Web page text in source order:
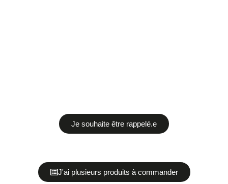
Je souhaite être rappelé.e
J'ai plusieurs produits à commander